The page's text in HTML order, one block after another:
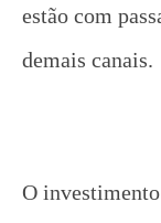
estão com
demais canais.
O